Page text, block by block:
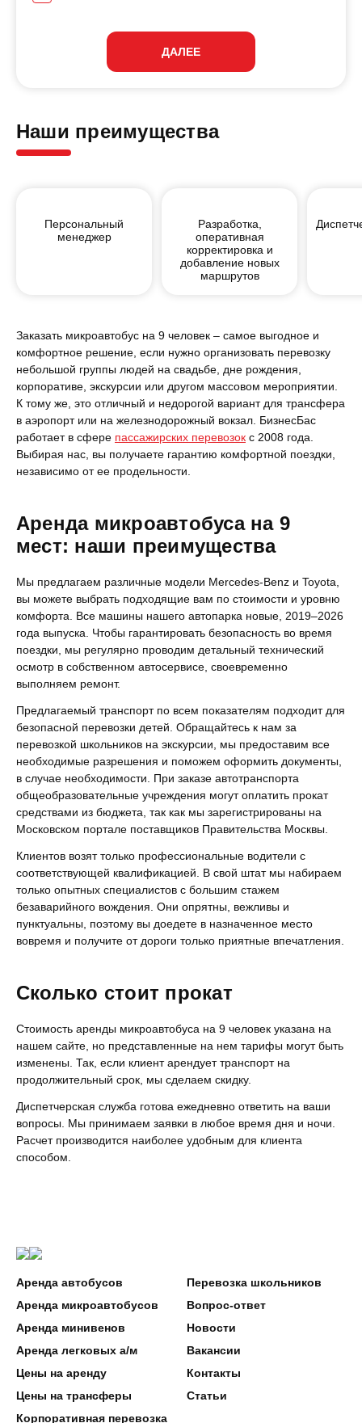
ДАЛЕЕ
Наши преимущества
Персональный
менеджер
Разработка,
оперативная
корректировка и
добавление новых
маршрутов
Заказать микроавтобус на 9 человек – самое выгодное и
комфортное решение, если нужно организовать перевозку
небольшой группы людей на свадьбе, дне рождения,
корпоративе, экскурсии или другом массовом мероприятии.
К тому же, это отличный и недорогой вариант для трансфера
в аэропорт или на железнодорожный вокзал. БизнесБас
работает в сфере пассажирских перевозок с 2008 года.
Выбирая нас, вы получаете гарантию комфортной поездки,
независимо от ее продельности.
Аренда микроавтобуса на 9
мест: наши преимущества
Мы предлагаем различные модели Mercedes-Benz и Toyota,
вы можете выбрать подходящие вам по стоимости и уровню
комфорта. Все машины нашего автопарка новые, 2019–2026
года выпуска. Чтобы гарантировать безопасность во время
поездки, мы регулярно проводим детальный технический
осмотр в собственном автосервисе, своевременно
выполняем ремонт.
Предлагаемый транспорт по всем показателям подходит для
безопасной перевозки детей. Обращайтесь к нам за
перевозкой школьников на экскурсии, мы предоставим все
необходимые разрешения и поможем оформить документы,
в случае необходимости. При заказе автотранспорта
общеобразовательные учреждения могут оплатить прокат
средствами из бюджета, так как мы зарегистрированы на
Московском портале поставщиков Правительства Москвы.
Клиентов возят только профессиональные водители с
соответствующей квалификацией. В свой штат мы набираем
только опытных специалистов с большим стажем
безаварийного вождения. Они опрятны, вежливы и
пунктуальны, поэтому вы доедете в назначенное место
вовремя и получите от дороги только приятные впечатления.
Сколько стоит прокат
Стоимость аренды микроавтобуса на 9 человек указана на
нашем сайте, но представленные на нем тарифы могут быть
изменены. Так, если клиент арендует транспорт на
продолжительный срок, мы сделаем скидку.
Диспетчерская служба готова ежедневно ответить на ваши
вопросы. Мы принимаем заявки в любое время дня и ночи.
Расчет производится наиболее удобным для клиента
способом.
Аренда автобусов
Аренда микроавтобусов
Аренда минивенов
Аренда легковых а/м
Цены на аренду
Цены на трансферы
Корпоративная перевозка
Перевозка школьников
Вопрос-ответ
Новости
Вакансии
Контакты
Статьи